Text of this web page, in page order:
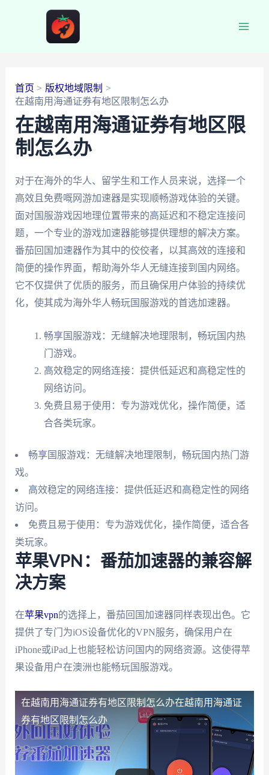
首页
版权地域限制
在越南用海通证券有地区限制怎么办
在越南用海通证券有地区限
制怎么办
对于在海外的华人、留学生和工作人员来说，选择一个
高效且免费嘅网游加速器是实现顺畅游戏体验的关键。
面对国服游戏因地理位置带来的高延迟和不稳定连接问
题，一个专业的游戏加速器能够提供理想的解决方案。
番茄回国加速器作为其中的佼佼者，以其高效的连接和
简便的操作界面，帮助海外华人无缝连接到国内网络。
它不仅提供了优质的服务，而且确保用户体验的持续优
化，使其成为海外华人畅玩国服游戏的首选加速器。
畅享国服游戏：无缝解决地理限制，畅玩国内热
门游戏。
高效稳定的网络连接：提供低延迟和高稳定性的
网络访问。
免费且易于使用：专为游戏优化，操作简便，适
合各类玩家。
畅享国服游戏：无缝解决地理限制，畅玩国内热门游
戏。
高效稳定的网络连接：提供低延迟和高稳定性的网络
访问。
免费且易于使用：专为游戏优化，操作简便，适合各
类玩家。
苹果VPN：番茄加速器的兼容解
决方案
在苹果vpn的选择上，番茄回国加速器同样表现出色。它
提供了专门为iOS设备优化的VPN服务，确保用户在
iPhone或iPad上也能轻松访问国内的网络资源。这使得苹
果设备用户在澳洲也能畅玩国服游戏。
在越南用海通证券有地区限制怎么办在越南用海通证
券有地区限制怎么办